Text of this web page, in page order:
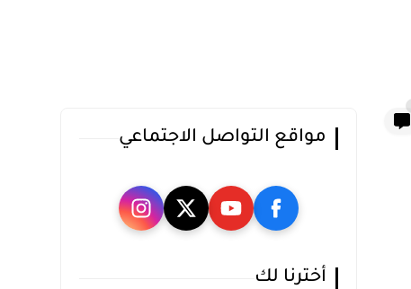
مواقع التواصل الاجتماعي
أخترنا لك